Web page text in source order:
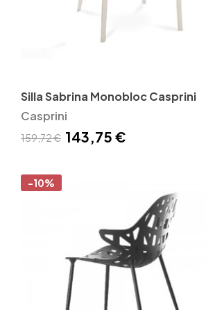
Silla Sabrina Monobloc Casprini
Casprini
159,72 € 143,75 €
-10%